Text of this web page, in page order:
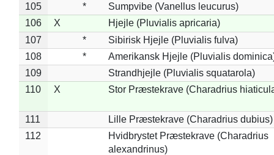
105
*
Sumpvibe (Vanellus leucurus)
106
X
Hjejle (Pluvialis apricaria)
107
*
Sibirisk Hjejle (Pluvialis fulva)
108
*
Amerikansk Hjejle (Pluvialis
109
Strandhjejle (Pluvialis squatarola)
110
X Stor Præstekrave (Charadrius
111
Lille Præstekrave (Charadrius dubius)
112
Hvidbrystet Præstekrave (Charadrius
alexandrinus)